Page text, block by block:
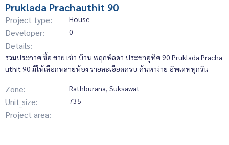
Pruklada Prachauthit 90
Project type: House
Developer: 0
Details:
รวมประกาศ ซื้อ ขาย เช่า บ้าน พฤกษ์ลดา ประชาอุทิศ 90 Pruklada Pracha
uthit 90 มีให้เลือกหลายห้อง รายละเอียดครบ ค้นหาง่าย อัพเดททุกวัน
Zone: Rathburana, Suksawat
Unit_size: 735
Project area: -